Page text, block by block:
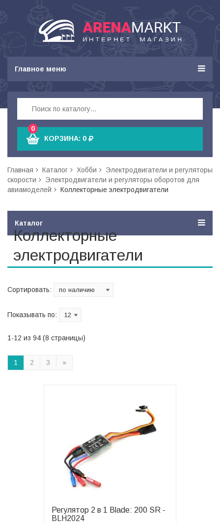
Главное меню
0
КОРЗИНА: 0
Главная Каталог Хобби
Электродвигатели и регуляторы
скорости
Электродвигатели и регуляторы оборотов для
авиамоделей
Коллекторные электродвигатели
Каталог
Коллекторные
электродвигатели
Сортировать:
Показывать по:
1-12 из 94 (8 страницы)
1 2 3 »
В корзину
Регулятор 2 в 1 Blade: 200 SR -
BLH2024